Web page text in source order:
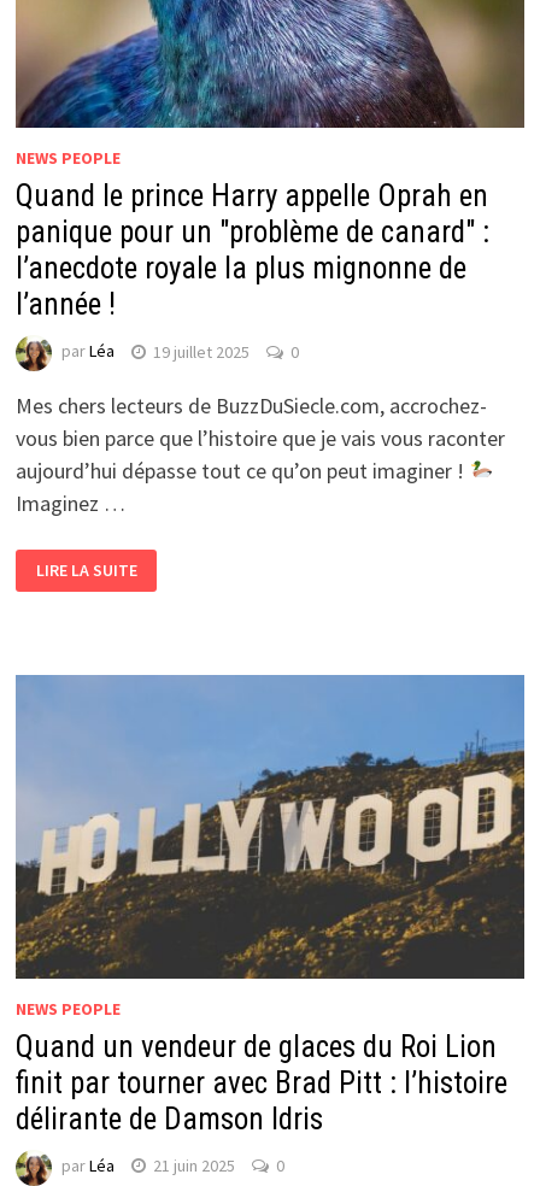
NEWS PEOPLE
Quand le prince Harry appelle Oprah en
panique pour un "problème de canard" :
l’anecdote royale la plus mignonne de
l’année !
parLéa 19 juillet 2025 0
Mes chers lecteurs de BuzzDuSiecle.com, accrochez-
vous bien parce que l’histoire que je vais vous raconter
aujourd’hui dépasse tout ce qu’on peut imaginer !
Imaginez …
LIRE LA SUITE
NEWS PEOPLE
Quand un vendeur de glaces du Roi Lion
finit par tourner avec Brad Pitt : l’histoire
délirante de Damson Idris
parLéa 21 juin 2025 0